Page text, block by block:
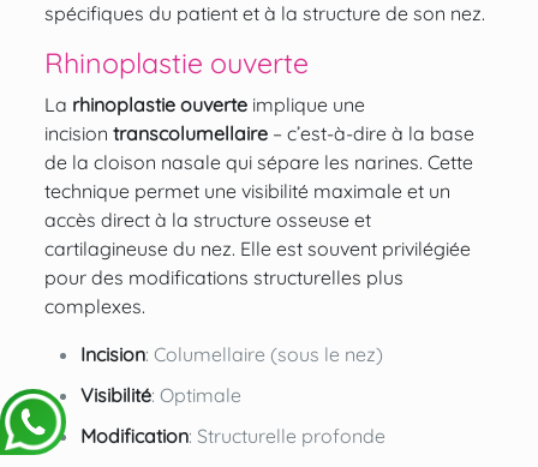
spécifiques du patient et à la structure de son nez.
Rhinoplastie ouverte
La rhinoplastie ouverteimplique une
incision transcolumellaire– c’est-à-dire à la base
de la cloison nasale qui sépare les narines. Cette
technique permet une visibilité maximale et un
accès direct à la structure osseuse et
cartilagineuse du nez. Elle est souvent privilégiée
pour des modifications structurelles plus
complexes.
Incision: Columellaire (sous le nez)
Visibilité: Optimale
Modification: Structurelle profonde